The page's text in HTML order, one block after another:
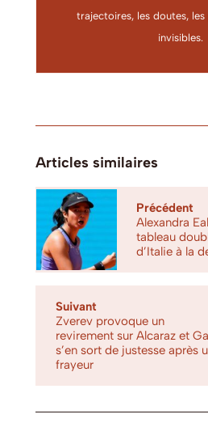
trajectoires, les doutes,
invisibles.
Articles similaires
Précédent
Alexandra
tableau
d’Italie à la
Suivant
Zverev provoque un
revirement sur Alcaraz et
s’en sort de justesse après
frayeur